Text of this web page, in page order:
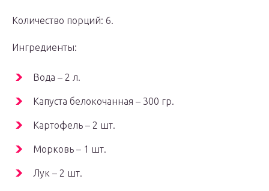
Количество порций: 6.
Ингредиенты:
Вода – 2 л.
Капуста белокочанная – 300 гр.
Картофель – 2 шт.
Морковь – 1 шт.
Лук – 2 шт.